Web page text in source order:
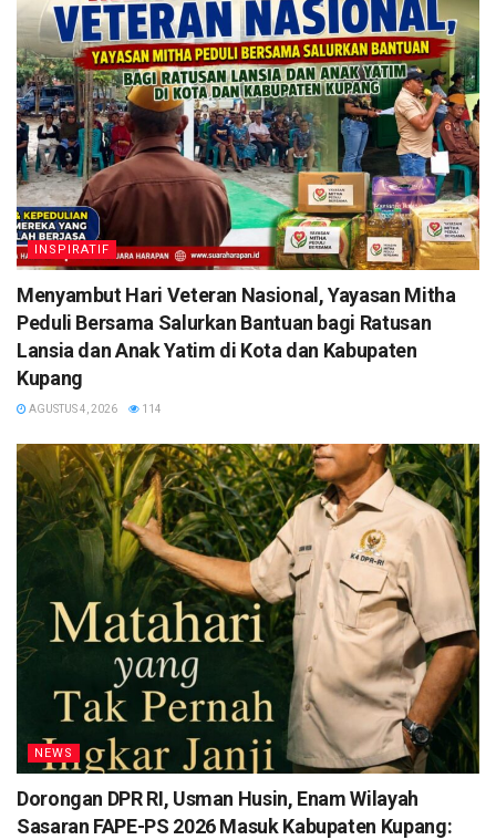
INSPIRATIF
​Menyambut Hari Veteran Nasional, Yayasan Mitha
Peduli Bersama Salurkan Bantuan bagi Ratusan
Lansia dan Anak Yatim di Kota dan Kabupaten
Kupang
AGUSTUS 4, 2026 114
NEWS
Dorongan DPR RI, Usman Husin, Enam Wilayah
Sasaran FAPE-PS 2026 Masuk Kabupaten Kupang: